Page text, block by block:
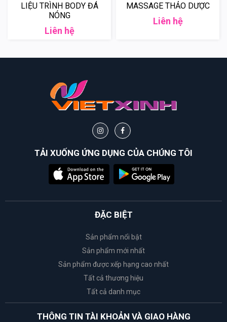
LIỆU TRÌNH BODY ĐÁ
NÓNG
Liên hệ
MASSAGE THẢO DƯỢC
Liên hệ
TẢI XUỐNG ỨNG DỤNG CỦA CHÚNG TÔI
ĐẶC BIỆT
Sản phẩm nổi bật
Sản phẩm mới nhất
Sản phẩm được xếp hạng cao nhất
Tất cả thương hiệu
Tất cả danh mục
THÔNG TIN TÀI KHOẢN VÀ GIAO HÀNG